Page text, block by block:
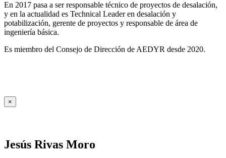
En 2017 pasa a ser responsable técnico de proyectos de desalación,
y en la actualidad es Technical Leader en desalación y
potabilización, gerente de proyectos y responsable de área de
ingeniería básica.
Es miembro del Consejo de Dirección de AEDYR desde 2020.
×
Jesús Rivas Moro